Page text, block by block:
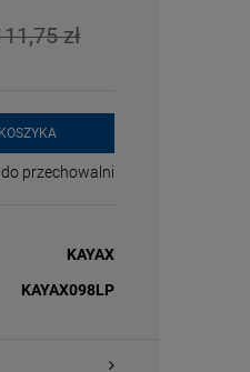
zł
przechowalni
KAYAX
KAYAX098LP